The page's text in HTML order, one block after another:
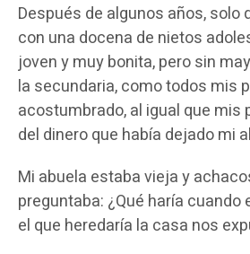
Después de algunos años, solo
con una docena de nietos
joven y muy bonita, pero sin
la secundaria, como todos mis
acostumbrado, al igual que mis
del dinero que había dejado mi
Mi abuela estaba vieja y
preguntaba: ¿Qué haría cuando
el que heredaría la casa nos